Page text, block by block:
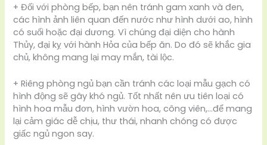
+ Đối với phòng bếp, bạn nên tránh gam xanh và đen,
các hình ảnh liên quan đến nước như hình dưới ao, hình
có suối hoặc đại dương. Vì chúng đại diện cho hành
Thủy, đại kỵ với hành Hỏa của bếp ăn. Do đó sẽ khắc gia
chủ, không mang lại may mắn, tài lộc.
+ Riêng phòng ngủ bạn cần tránh các loại mẫu gạch có
hình động sẽ gây khó ngủ. Tốt nhất nên ưu tiên loại có
hình hoa mẫu đơn, hình vườn hoa, công viên,…để mang
lại cảm giác dễ chịu, thư thái, nhanh chóng có được
giấc ngủ ngon say.